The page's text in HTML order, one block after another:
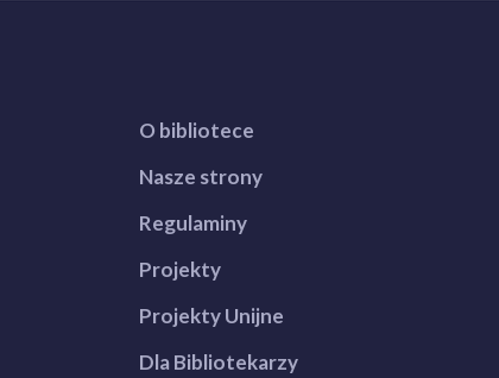
O bibliotece
Nasze strony
Regulaminy
Projekty
Projekty Unijne
Dla Bibliotekarzy